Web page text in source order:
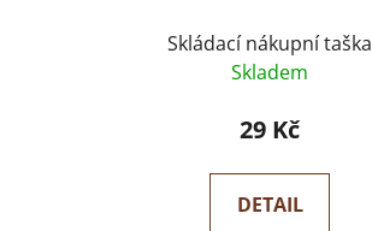
Skládací nákupní taška
Skladem
29 Kč
DETAIL